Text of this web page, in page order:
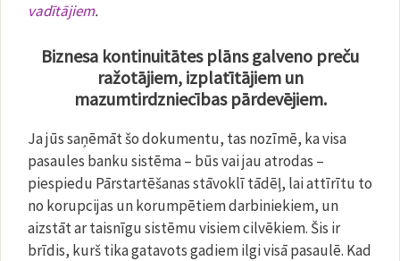
vadītājiem.
Biznesa kontinuitātes plāns galveno preču
ražotājiem, izplatītājiem un
mazumtirdzniecības pārdevējiem.
Ja jūs saņēmāt šo dokumentu, tas nozīmē, ka visa
pasaules banku sistēma – būs vai jau atrodas –
piespiedu Pārstartēšanas stāvoklī tādēļ, lai attīrītu to
no korupcijas un korumpētiem darbiniekiem, un
aizstāt ar taisnīgu sistēmu visiem cilvēkiem. Šis ir
brīdis, kurš tika gatavots gadiem ilgi visā pasaulē. Kad